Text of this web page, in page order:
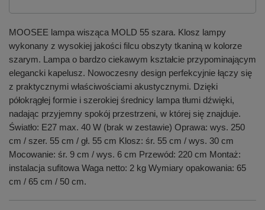
MOOSEE lampa wisząca MOLD 55 szara. Klosz lampy
wykonany z wysokiej jakości filcu obszyty tkaniną w kolorze
szarym. Lampa o bardzo ciekawym kształcie przypominającym
elegancki kapelusz. Nowoczesny design perfekcyjnie łączy się
z praktycznymi właściwościami akustycznymi. Dzięki
półokrągłej formie i szerokiej średnicy lampa tłumi dźwięki,
nadając przyjemny spokój przestrzeni, w której się znajduje.
Światło: E27 max. 40 W (brak w zestawie) Oprawa: wys. 250
cm / szer. 55 cm / gł. 55 cm Klosz: śr. 55 cm / wys. 30 cm
Mocowanie: śr. 9 cm / wys. 6 cm Przewód: 220 cm Montaż:
instalacja sufitowa Waga netto: 2 kg Wymiary opakowania: 65
cm / 65 cm / 50 cm.